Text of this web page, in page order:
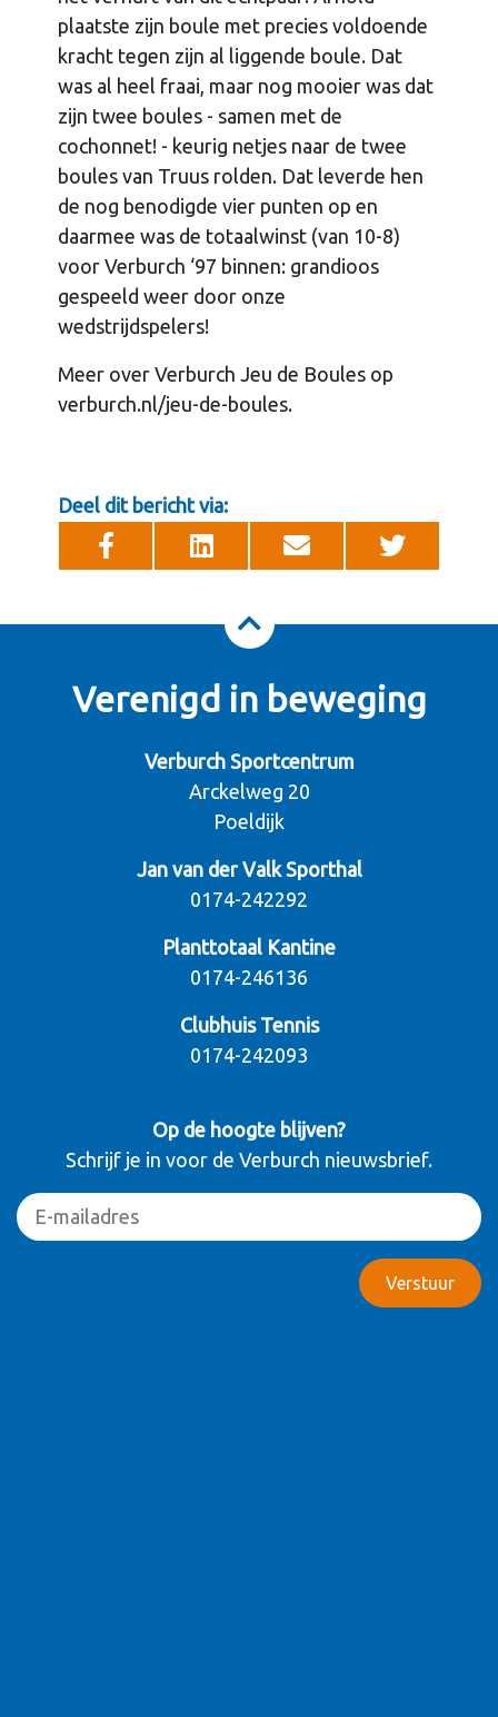
plaatste zijn boule met precies voldoende
kracht tegen zijn al liggende boule. Dat
was al heel fraai, maar nog mooier was dat
zijn twee boules - samen met de
cochonnet! - keurig netjes naar de twee
boules van Truus rolden. Dat leverde hen
de nog benodigde vier punten op en
daarmee was de totaalwinst (van 10-8)
voor Verburch ‘97 binnen: grandioos
gespeeld weer door onze
wedstrijdspelers!
Meer over Verburch Jeu de Boules op
verburch.nl/jeu-de-boules.
Deel dit bericht via:
Verenigd in beweging
Verburch Sportcentrum
Arckelweg 20
Poeldijk
Jan van der Valk Sporthal
0174-242292
Planttotaal Kantine
0174-246136
Clubhuis Tennis
0174-242093
Op de hoogte blijven?
Schrijf je in voor de Verburch nieuwsbrief.